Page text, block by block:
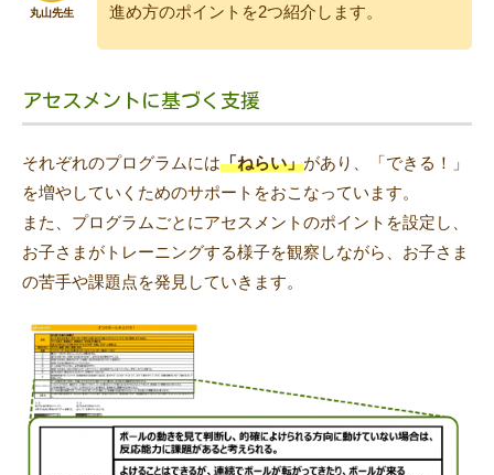
進め方のポイントを2つ紹介します。
アセスメントに基づく支援
それぞれのプログラムには「ねらい」があり、「できる！」
を増やしていくためのサポートをおこなっています。
また、プログラムごとにアセスメントのポイントを設定し、
お子さまがトレーニングする様子を観察しながら、お子さま
の苦手や課題点を発見していきます。